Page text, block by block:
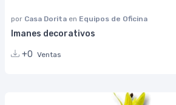
por Casa Dorita en Equipos de Oficina
Imanes decorativos
+0 Ventas